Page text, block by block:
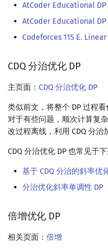
AtCoder Educational
AtCoder Educational
Codeforces 115 E.
CDQ 分治优化 DP
主页面： CDQ 分治优化 DP
类似前文，将整个 DP 过程
对于有些问题，顺次计算复
改过程离线，利用 CDQ 分治
CDQ 分治优化 DP 也常见于
基于 CDQ 分治的斜率优
分治优化斜率单调性 DP
倍增优化 DP
相关页面： 倍增